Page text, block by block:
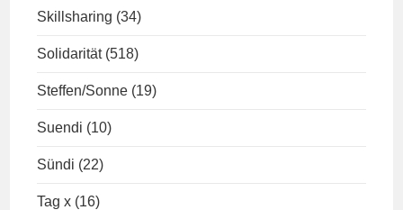
Skillsharing (34)
Solidarität (518)
Steffen/Sonne (19)
Suendi (10)
Sündi (22)
Tag x (16)